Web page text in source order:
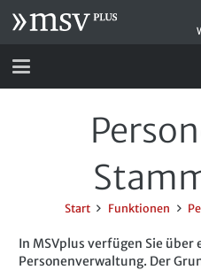
Start Funktionen
In MSVplus verfügen Sie über
Personenverwaltung. Der